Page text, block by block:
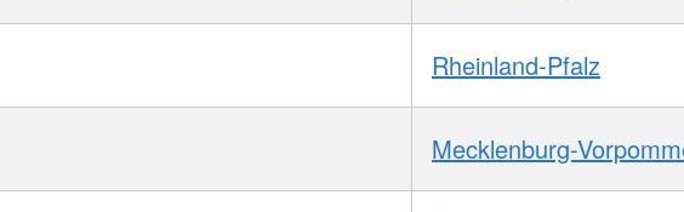
Rheinland-Pfalz
Mecklenburg-